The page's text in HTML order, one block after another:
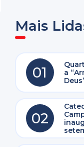
Mais
01
a
02